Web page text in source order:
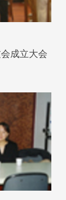
成立大会